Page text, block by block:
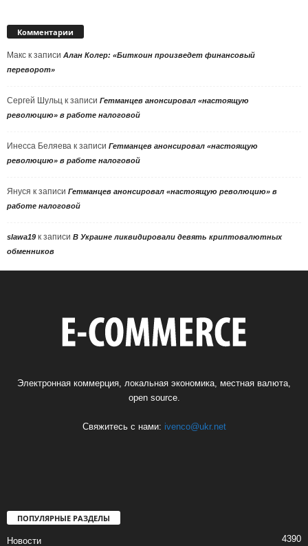
Комментарии
Макс к записи Алан Колер: «Биткоин произведет финансовый
переворот»
Сергей Шульц к записи Гетманцев анонсировал «настоящую
революцию» в работе налоговой
Инесса Беляева к записи Гетманцев анонсировал «настоящую
революцию» в работе налоговой
Януся к записи Гетманцев анонсировал «настоящую революцию» в
работе налоговой
slawa19 к записи В Украине ликвидировали девять криптовалютных
обменников
Электронная коммерция, локальная экономика, местная валюта,
open source.
Свяжитесь с нами: ivenco@ukr.net
ПОПУЛЯРНЫЕ РАЗДЕЛЫ
Новости 4390